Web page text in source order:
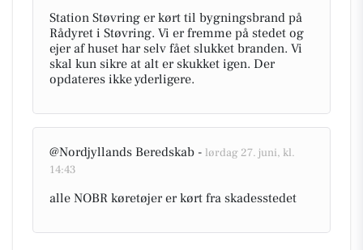
Station Støvring er kørt til bygningsbrand på
Rådyret i Støvring. Vi er fremme på stedet og
ejer af huset har selv fået slukket branden. Vi
skal kun sikre at alt er skukket igen. Der
opdateres ikke yderligere.
@Nordjyllands Beredskab - lørdag 27. juni, kl.
14:43
alle NOBR køretøjer er kørt fra skadesstedet